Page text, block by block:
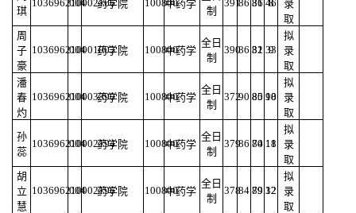
琪
103696210002166
004 药学院 100800中药学
制
39186.3681.46
8
录
取
周
子
豪
103696210001003
004 药学院 100800中药学
全日
制
39086.3281.33
9
拟
录
取
潘
春
灼
103696210003390
004 药学院 100800中药学
全日
制
37290.8580.98
10
拟
录
取
孙
蕊
103696210002194
004 药学院 100800中药学
全日
制
37986.7480.18
11
拟
录
取
胡
立
慧
103696210002196
004 药学院 100800中药学
全日
制
37884.8979.32
12
拟
录
取